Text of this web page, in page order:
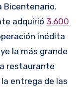
Bicentenario.
adquirió 3.600
inédita
la más grande
restaurante
entrega de las